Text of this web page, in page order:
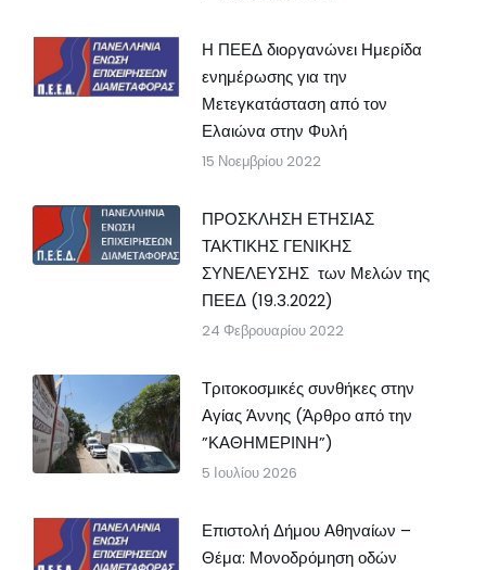
Η ΠΕΕΔ διοργανώνει Ημερίδα
ενημέρωσης για την
Μετεγκατάσταση από τον
Ελαιώνα στην Φυλή
15 Νοεμβρίου 2022
ΠΡΟΣΚΛΗΣΗ ΕΤΗΣΙΑΣ
ΤΑΚΤΙΚΗΣ ΓΕΝΙΚΗΣ
ΣΥΝΕΛΕΥΣΗΣ των Μελών της
ΠΕΕΔ (19.3.2022)
24 Φεβρουαρίου 2022
Τριτοκοσμικές συνθήκες στην
Αγίας Άννης (Άρθρο από την
”ΚΑΘΗΜΕΡΙΝΗ”)
5 Ιουλίου 2026
Επιστολή Δήμου Αθηναίων –
Θέμα: Μονοδρόμηση οδών